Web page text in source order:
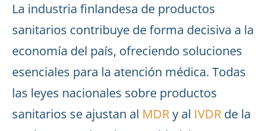
La industria finlandesa de productos
sanitarios contribuye de forma decisiva a la
economía del país, ofreciendo soluciones
esenciales para la atención médica. Todas
las leyes nacionales sobre productos
sanitarios se ajustan al MDRy al IVDR de la